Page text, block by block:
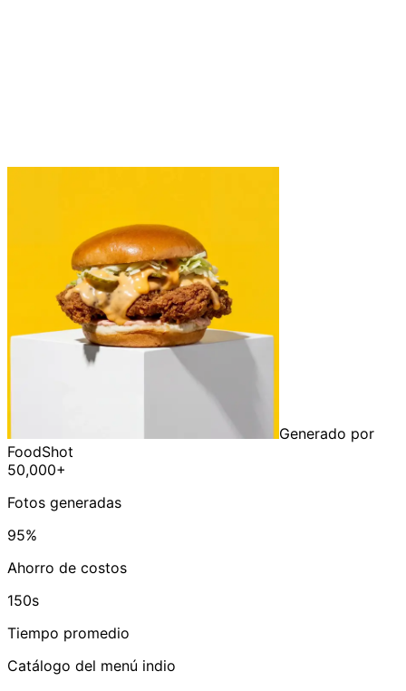
Generado por
FoodShot
50,000+
Fotos generadas
95%
Ahorro de costos
150s
Tiempo promedio
Catálogo del menú indio